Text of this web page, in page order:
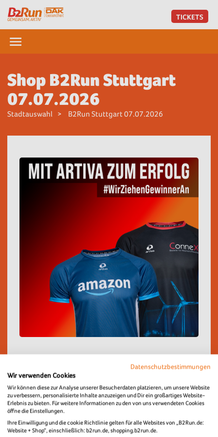
TICKETS
Shop B2Run Stuttgart
07.07.2026
Stadtauswahl B2Run Stuttgart 07.07.2026
Individuelle
Firmenlaufshirts von
ARTIVA SPORTS
Datenschutzbestimmungen
Wir verwenden Cookies
Wir können diese zur Analyse unserer Besucherdaten platzieren, um unsere Website
zu verbessern, personalisierte Inhalte anzuzeigen und Dir ein großartiges Website-
Erlebnis zu bieten. Für weitere Informationen zu den von uns verwendeten Cookies
öffne die Einstellungen.
Ihre Einwilligung und die cookie Richtlinie gelten für alle Websites von „B2Run.de:
Website + Shop“, einschließlich: b2run.de, shopping.b2run.de.